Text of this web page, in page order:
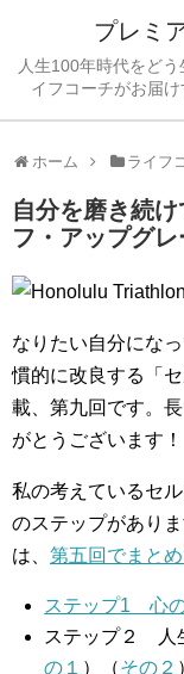
プレミ
人生100年時代をど
イフコーチがお届
ホーム ライフ
自分を磨き続
フ・アップグ
なりたい自分にな
慣的に改良する「
載、第九回です。
がとうございます！
私の考えているセ
のステップがあり
は、 第五回でまと
ステップ1 心
ステップ２ 人
の１ ）（その２